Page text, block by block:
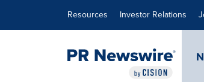
Resources Investor Relations